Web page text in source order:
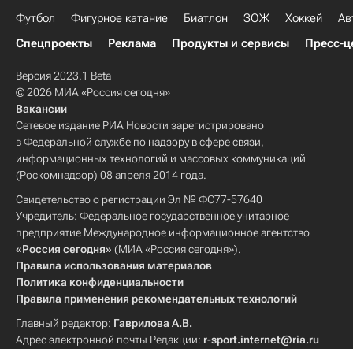
Футбол Фигурное катание Биатлон ЗОЖ Хоккей
Спецпроекты
Реклама Продукты и сервисы Пресс-
Версия 2023.1 Beta
© 2026 МИА «Россия сегодня»
Вакансии
Сетевое издание РИА Новости зарегистрировано
в Федеральной службе по надзору в сфере связи,
информационных технологий и массовых коммуникаций
(Роскомнадзор) 08 апреля 2014 года.
Свидетельство о регистрации Эл № ФС77-57640
Учредитель: Федеральное государственное унитарное
предприятие Международное информационное агентство
«Россия сегодня» (МИА «Россия сегодня»).
Правила использования материалов
Политика конфиденциальности
Правила применения рекомендательных технологий
Главный редактор: Гаврилова А.В.
Адрес электронной почты Редакции: r-sport.internet@ria.ru